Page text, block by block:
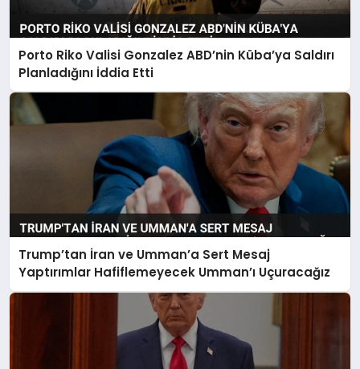
Porto Riko Valisi Gonzalez ABD’nin Küba’ya Saldırı
Planladığını İddia Etti
Trump’tan İran ve Umman’a Sert Mesaj
Yaptırımlar Hafiflemeyecek Umman’ı Uçuracağız